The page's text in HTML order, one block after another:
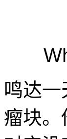
鸣达
瘤块。